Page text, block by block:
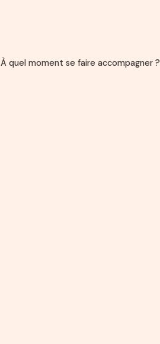
À quel moment se faire accompagner ?